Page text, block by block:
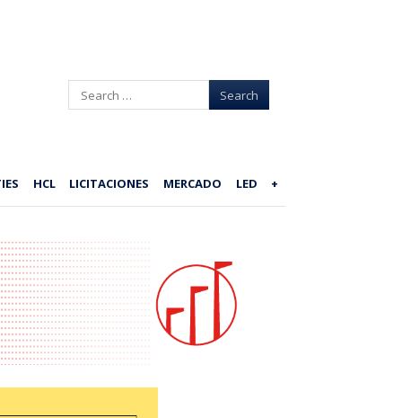
Search
HCL LICITACIONES MERCADO LED +